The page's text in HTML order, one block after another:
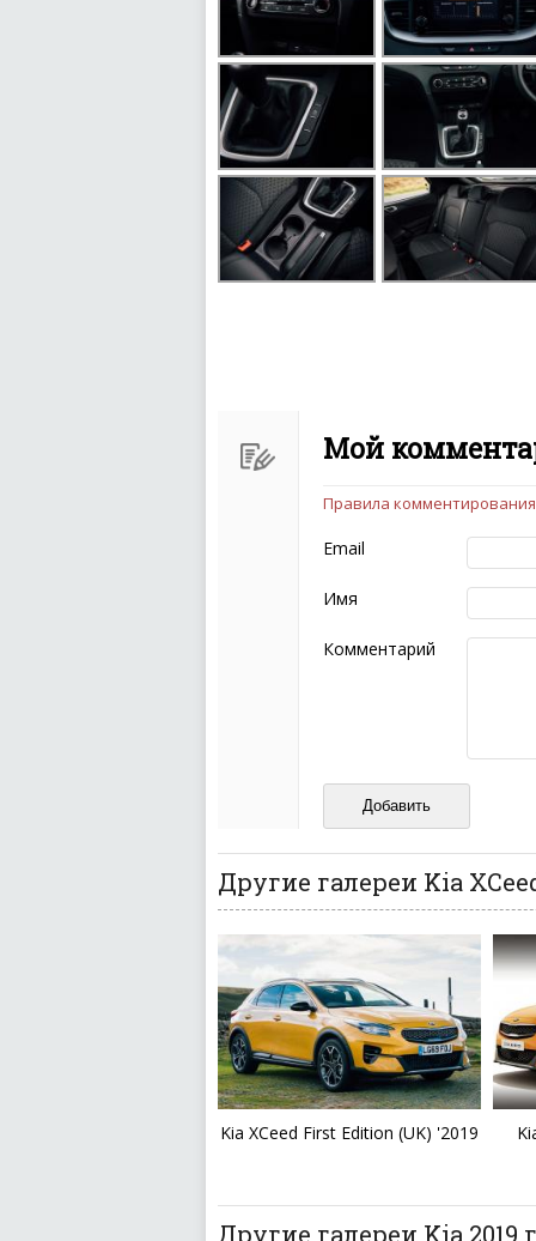
Мой
Чтобы ваш комментарий
следующих правил:
Комментарий не
эмоциональных
Не стоит
Пожалуйста, не
также призывы к
Не размещайте
И запаситесь терпением,
ваш отзыв может
Правила комментирования
Email
Имя
Комментарий
Другие галереи Kia
Kia XCeed First Edition (UK) '2019
Другие галереи Kia 2019